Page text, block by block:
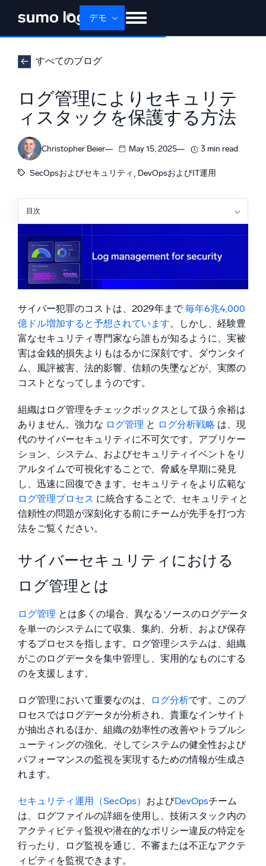
デモ
せいひん ソリューション
ログイン 無料トライアル サポート
マルチエージェントAIプラットフォーム
プラットフォーム
監視、トラブルシューティング、自動化、防御
AI/ML 搭載
インテリジェントセキュリティ運用
SIEM
脅威を迅速に発見し、より賢く対応
セキュリティ用ログ
強力なログ可視化でクラウドセキュリティを解放
ダイナミックオブザーバビリティ
監視とトラブルシューティング
強力な統合
信頼され、認定済み
すべてのブログ
ログ管理によりセキュリテ
ィスタックを保護する方法
Christopher Beier May 15, 2025 3 min read
SecOpsおよびセキュリティ , DevOpsおよびIT運用
目次
セキュリティチームがDevOpsを重視すべき理由
セキュリティログの中身とは？
ログ管理がセキュリティにとって重要な理由
Sumo Logicを選ぶべき理由
サイバー犯罪のコストは、2029年まで毎年6兆4,000
億ドル増加すると予想されています。しかし、経験豊
富なセキュリティ専門家なら誰もが知るように、実被
害は金銭的損失よりもはるかに深刻です。ダウンタイ
ム、風評被害、法的影響、信頼の失墜などが、実際の
コストとなってしまうのです。
組織はログ管理をチェックボックスとして扱う余裕は
ありません。強力な ログ管理 と ログ分析戦略 は、現
代のサイバーセキュリティに不可欠です。アプリケー
ション、システム、およびセキュリティイベントをリ
アルタイムで可視化することで、脅威を早期に発見
し、迅速に回復できます。セキュリティをより広範な
ログ管理プロセス に統合することで、セキュリティと
信頼性の問題が深刻化する前にチームが先手を打つ方
法をご覧ください。
サイバーセキュリティにおける
ログ管理とは
ログ管理 とは多くの場合、異なるソースのログデータ
を単一のシステムにて収集、集約、分析、および保存
するプロセスを指します。ログ管理システムは、組織
がこのログデータを集中管理し、実用的なものにする
のを支援します。
ログ管理において重要なのは、 ログ分析です。このプ
ロセスではログデータが分析され、貴重なインサイト
が抽出されるほか、組織の効率性の改善やトラブルシ
ューティングの強化、そしてシステムの健全性および
パフォーマンスの監視を実現するための情報が生成さ
れます。
セキュリティ運用（SecOps） およびDevOpsチーム
は、ログファイルの詳細を使用し、技術スタック内の
アクティビティ監視や潜在的なポリシー違反の特定を
行ったり、ログ監視を通じ、不審または不正なアクテ
ィビティを監視できます。